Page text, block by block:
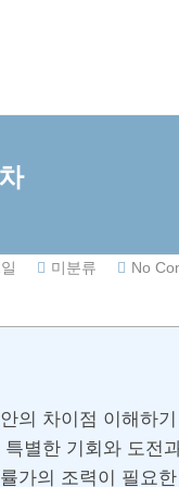
미분류 No
의 차이점 이해하기
별한 기회와 도전
가의 조력이 필요